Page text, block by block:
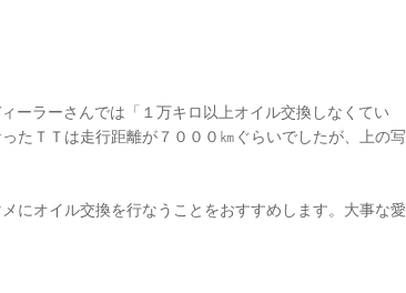
ーラーさんでは「１万キロ以上オイル交換しなくてい
たＴＴは走行距離が７０００㎞ぐらいでしたが、上の写
にオイル交換を行なうことをおすすめします。大事な愛